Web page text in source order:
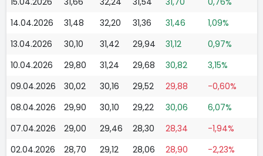
14.04.2026
31,48 32,20 31,36 31,46
1,09%
13.04.2026
30,10 31,42 29,94 31,12
0,97%
10.04.2026
29,80 31,24 29,68 30,82
3,15%
09.04.2026
30,02 30,16 29,52 29,88
-0,60%
08.04.2026
29,90 30,10 29,22 30,06
6,07%
07.04.2026
29,00 29,46 28,30 28,34
-1,94%
02.04.2026
28,70 29,12 28,06 28,90
-2,23%